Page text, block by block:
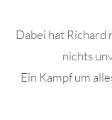
Dabei hat Richard
nichts
Ein Kampf um